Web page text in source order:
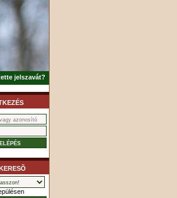
jelszavát?